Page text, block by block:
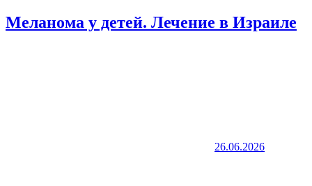
Меланома у детей. Лечение в Израиле
26.06.2026